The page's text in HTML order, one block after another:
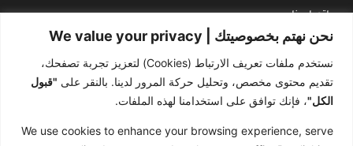
نحن نهتم بخصوصيتك | We value your privacy
نستخدم ملفات تعريف الارتباط (Cookies) لتعزيز تجربة تصفحك،
تقديم محتوى مخصص، وتحليل حركة المرور لدينا. بالنقر على "قبول
الكل"، فإنك توافق على استخدامنا لهذه الملفات.
We use cookies to enhance your browsing experience, serve
اتصل بنا
سجل تجاري : 4030243738
هاتف : 966545500660+